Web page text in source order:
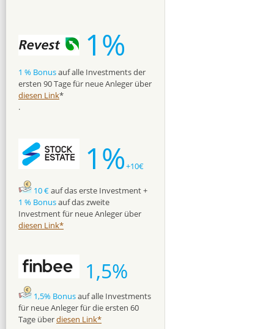
1%
1 % Bonusauf alle Investments der
ersten 90 Tage für neue Anleger über
diesen Link*
.
1%+10€
10 €auf das erste Investment +
1 % Bonusauf das zweite
Investment für neue Anleger über
diesen Link*
1,5%
1,5% Bonusauf alle Investments
für neue Anleger für die ersten 60
Tage überdiesen Link*